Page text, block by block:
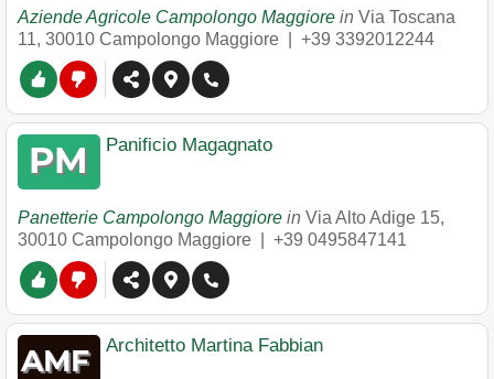
Aziende Agricole Campolongo Maggiore in Via Toscana
11, 30010 Campolongo Maggiore +39 3392012244
Panificio Magagnato
Panetterie Campolongo Maggiore in Via Alto Adige 15,
30010 Campolongo Maggiore +39 0495847141
Architetto Martina Fabbian